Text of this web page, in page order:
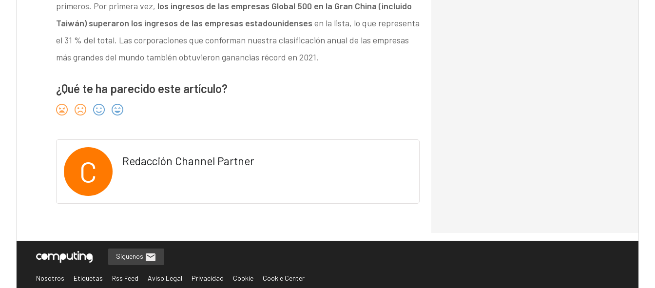
primeros. Por primera vez, los ingresos de las empresas Global 500 en la Gran China (incluido
Taiwán) superaron los ingresos de las empresas estadounidenses en la lista, lo que representa
el 31 % del total. Las corporaciones que conforman nuestra clasificación anual de las empresas
más grandes del mundo también obtuvieron ganancias récord en 2021.
¿Qué te ha parecido este artículo?
C Redacción Channel Partner
Síguenos
Nosotros Etiquetas Rss Feed Aviso Legal Privacidad Cookie Cookie Center